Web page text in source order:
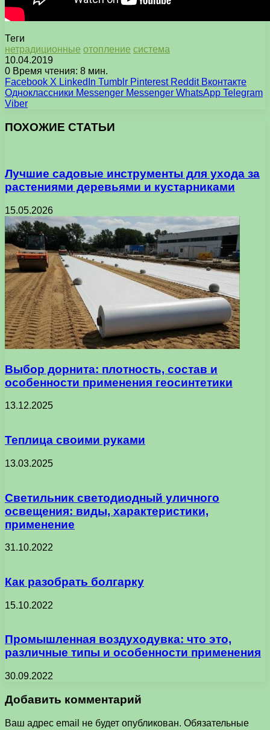
Теги
нетрадиционные отопление система
10.04.2019
0 Время чтения: 8 мин.
Facebook X LinkedIn Tumblr Pinterest Reddit Вконтакте
Одноклассники Messenger Messenger WhatsApp Telegram
Viber
ПОХОЖИЕ СТАТЬИ
Лучшие садовые инструменты для ухода за
растениями деревьями и кустарниками
15.05.2026
Выбор дорнита: плотность, состав и
особенности применения геосинтетики
13.12.2025
Теплица своими руками
13.03.2025
Светильник светодиодный уличного
освещения: виды, характеристики,
применение
31.10.2022
Как разобрать болгарку
15.10.2022
Промышленная воздуходувка: что это,
различные типы и особенности применения
30.09.2022
Добавить комментарий
Ваш адрес email не будет опубликован. Обязательные